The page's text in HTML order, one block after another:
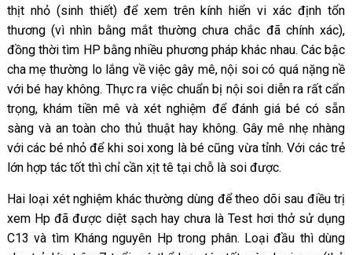
thịt nhỏ (sinh thiết) để xem trên kính hiển vi xác định tổn
thương (vì nhìn bằng mắt thường chưa chắc đã chính xác),
đồng thời tìm HP bằng nhiều phương pháp khác nhau. Các bậc
cha mẹ thường lo lắng về việc gây mê, nội soi có quá nặng nề
với bé hay không. Thực ra việc chuẩn bị nội soi diễn ra rất cẩn
trọng, khám tiền mê và xét nghiệm để đánh giá bé có sẵn
sàng và an toàn cho thủ thuật hay không. Gây mê nhẹ nhàng
với các bé nhỏ để khi soi xong là bé cũng vừa tỉnh. Với các trẻ
lớn hợp tác tốt thì chỉ cần xịt tê tại chỗ là soi được.
Hai loại xét nghiệm khác thường dùng để theo dõi sau điều trị
xem Hp đã được diệt sạch hay chưa là Test hơi thở sử dụng
C13 và tìm Kháng nguyên Hp trong phân. Loại đầu thì dùng